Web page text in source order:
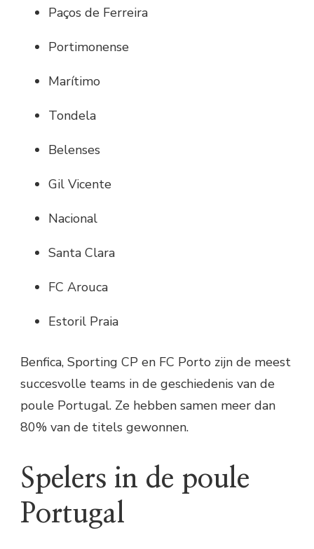
Paços de Ferreira
Portimonense
Marítimo
Tondela
Belenses
Gil Vicente
Nacional
Santa Clara
FC Arouca
Estoril Praia
Benfica, Sporting CP en FC Porto zijn de meest
succesvolle teams in de geschiedenis van de
poule Portugal. Ze hebben samen meer dan
80% van de titels gewonnen.
Spelers in de poule
Portugal